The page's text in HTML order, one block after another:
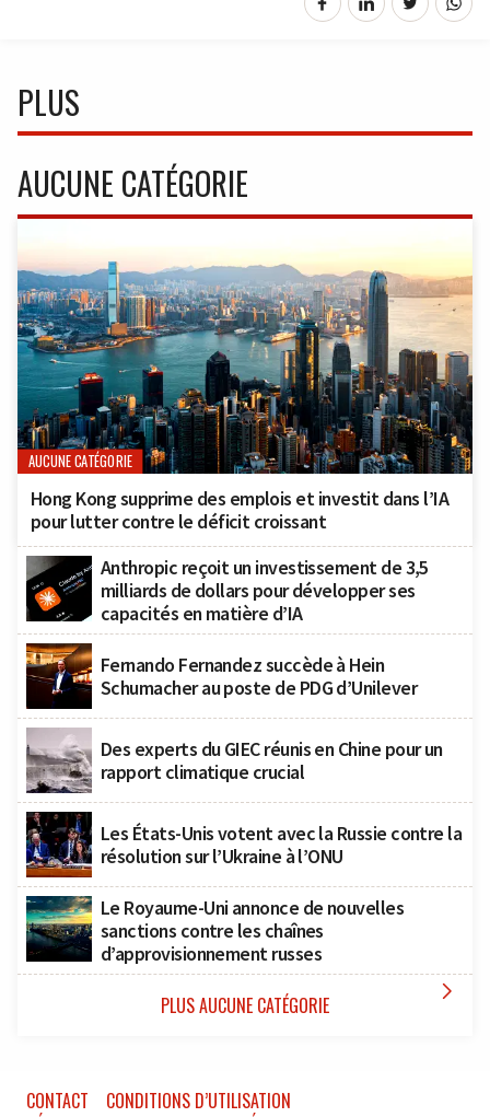
PLUS
AUCUNE CATÉGORIE
AUCUNE CATÉGORIE
Hong Kong supprime des emplois et investit dans l’IA
pour lutter contre le déficit croissant
Anthropic reçoit un investissement de 3,5
milliards de dollars pour développer ses
capacités en matière d’IA
Fernando Fernandez succède à Hein
Schumacher au poste de PDG d’Unilever
Des experts du GIEC réunis en Chine pour un
rapport climatique crucial
Les États-Unis votent avec la Russie contre la
résolution sur l’Ukraine à l’ONU
Le Royaume-Uni annonce de nouvelles
sanctions contre les chaînes
d’approvisionnement russes
PLUS AUCUNE CATÉGORIE 
CONTACT
CONDITIONS D’UTILISATION